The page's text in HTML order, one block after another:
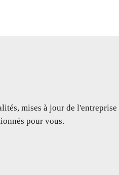
mises à jour de l'entreprise
pour vous.